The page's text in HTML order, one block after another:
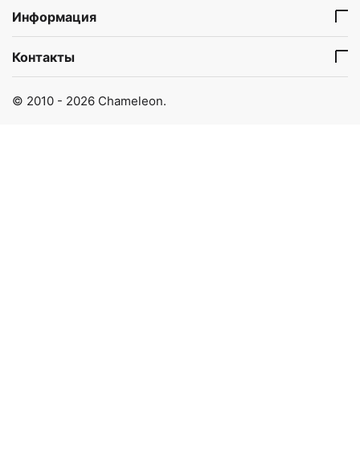
Информация
Контакты
© 2010 - 2026 Chameleon.